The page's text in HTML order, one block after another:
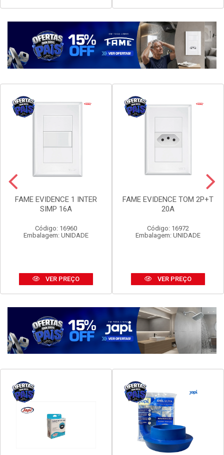
Faça seu login ou
cadastre-se para
ver preços e
comprar
Faça seu login ou
cadastre-se para
ver preços e
comprar
SIMP 16A
Código: 16960
VER PREÇO
20A
Código: 16972
VER PREÇO